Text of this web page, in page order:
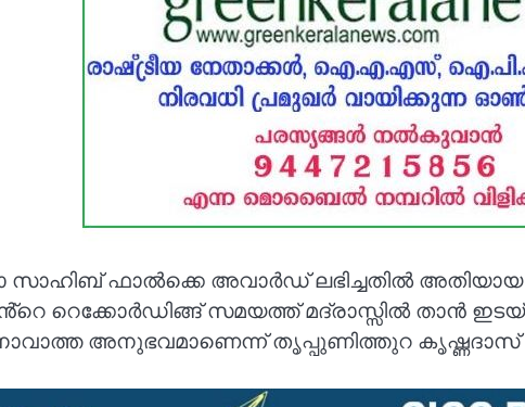
സാഹിബ് ഫാൽക്കെ അവാർഡ് ലഭിച്ചതിൽ
റെക്കോർഡിങ്ങ് സമയത്ത് മദ്രാസ്സിൽ താൻ
അനുഭവമാണെന്ന് തൃപ്പുണിത്തുറ